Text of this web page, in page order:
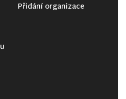
Přidání organizace